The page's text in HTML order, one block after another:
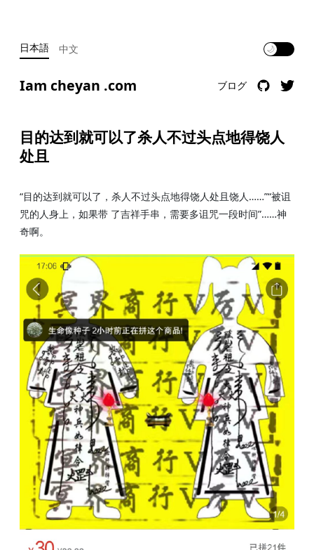
日本語 中文 🌙
Iam cheyan .com ブログ
目的达到就可以了杀人不过头点地得饶人
处且
“目的达到就可以了，杀人不过头点地得饶人处且饶人……”“被诅
咒的人身上，如果带 了吉祥手串，需要多诅咒一段时间”……神
奇啊。 ​